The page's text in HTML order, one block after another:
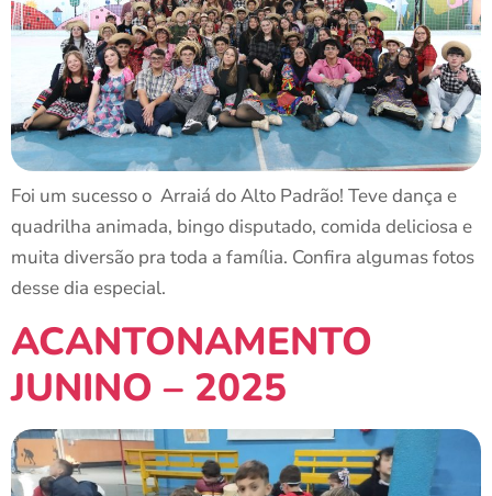
Foi um sucesso o Arraiá do Alto Padrão! Teve dança e
quadrilha animada, bingo disputado, comida deliciosa e
muita diversão pra toda a família. Confira algumas fotos
desse dia especial.
ACANTONAMENTO
JUNINO – 2025